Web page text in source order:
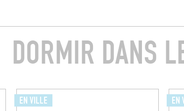
DORMIR DANS
EN VILLE EN